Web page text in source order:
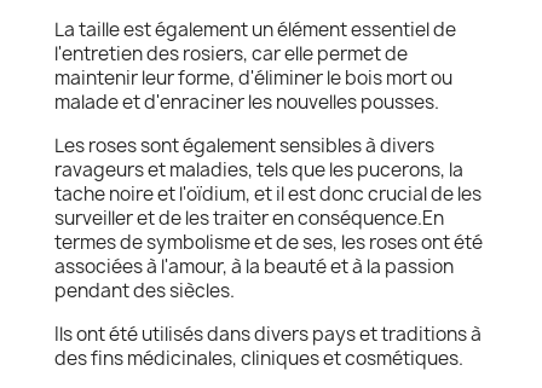
La taille est également un élément essentiel de
l'entretien des rosiers, car elle permet de
maintenir leur forme, d'éliminer le bois mort ou
malade et d'enraciner les nouvelles pousses.
Les roses sont également sensibles à divers
ravageurs et maladies, tels que les pucerons, la
tache noire et l'oïdium, et il est donc crucial de les
surveiller et de les traiter en conséquence.En
termes de symbolisme et de ses, les roses ont été
associées à l'amour, à la beauté et à la passion
pendant des siècles.
Ils ont été utilisés dans divers pays et traditions à
des fins médicinales, cliniques et cosmétiques.